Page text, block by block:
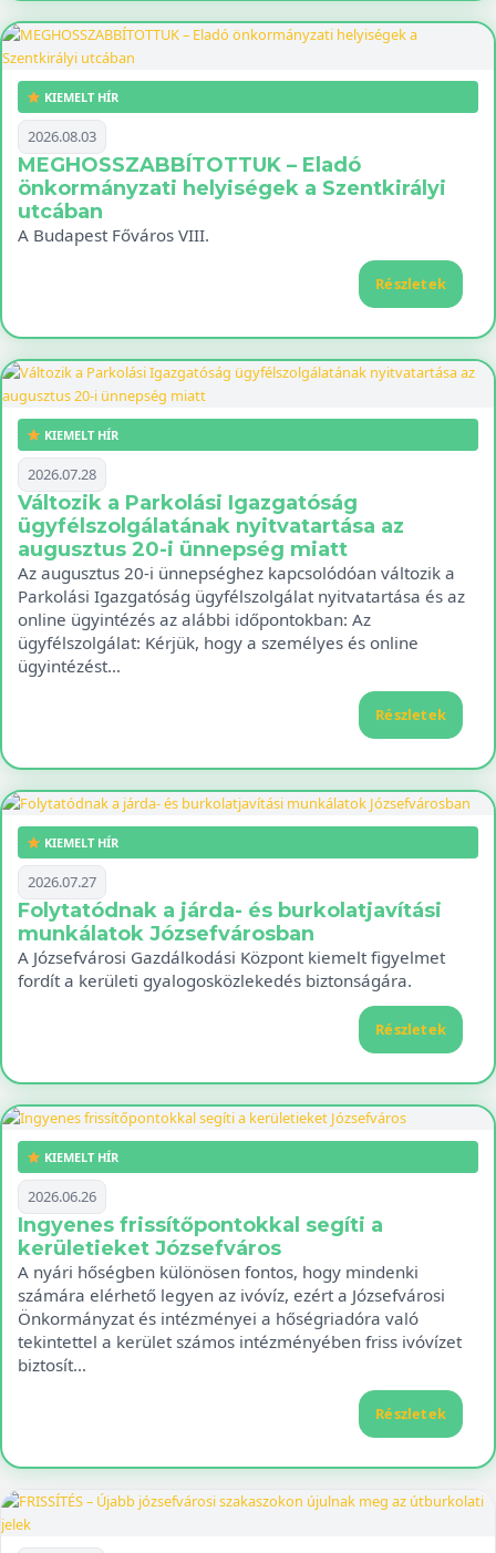
KIEMELT HÍR
2026.08.03
MEGHOSSZABBÍTOTTUK – Eladó
önkormányzati helyiségek a Szentkirályi
utcában
A Budapest Főváros VIII.
Részletek
KIEMELT HÍR
2026.07.28
Változik a Parkolási Igazgatóság
ügyfélszolgálatának nyitvatartása az
augusztus 20-i ünnepség miatt
Az augusztus 20-i ünnepséghez kapcsolódóan változik a
Parkolási Igazgatóság ügyfélszolgálat nyitvatartása és az
online ügyintézés az alábbi időpontokban: Az
ügyfélszolgálat: Kérjük, hogy a személyes és online
ügyintézést…
Részletek
KIEMELT HÍR
2026.07.27
Folytatódnak a járda- és burkolatjavítási
munkálatok Józsefvárosban
A Józsefvárosi Gazdálkodási Központ kiemelt figyelmet
fordít a kerületi gyalogosközlekedés biztonságára.
Részletek
KIEMELT HÍR
2026.06.26
Ingyenes frissítőpontokkal segíti a
kerületieket Józsefváros
A nyári hőségben különösen fontos, hogy mindenki
számára elérhető legyen az ivóvíz, ezért a Józsefvárosi
Önkormányzat és intézményei a hőségriadóra való
tekintettel a kerület számos intézményében friss ivóvízet
biztosít…
Részletek